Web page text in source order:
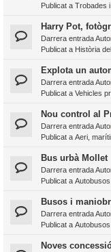
Publicat a Trobades
Harry Pot,
Darrera entrada
Publicat a Història
Explota un
Darrera entrada
Publicat a Vehicles
Nou control al
Darrera entrada
Publicat a Aeri,
Bus urbà Mollet
Darrera entrada
Publicat a
Busos i
Darrera entrada
Publicat a
Noves